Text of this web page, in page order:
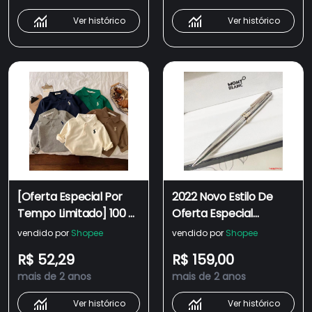
Masculina Ver histórico
Adolescente Estudante
Masculinas
Ver histórico
[Oferta Especial Por
Tempo Limitado] 100 %
Crianças De Algodão
Criança 2022 Outono
Inverno Novo Estilo
Coreano Versão
vendido por Shopee
R$ 52,29
mais de 2 anos
Ver histórico
2022 Novo Estilo De
Oferta Especial
Caneta
Meisterstuck Série 163
vendido por Shopee
R$ 159,00
mais de 2 anos
Ver histórico